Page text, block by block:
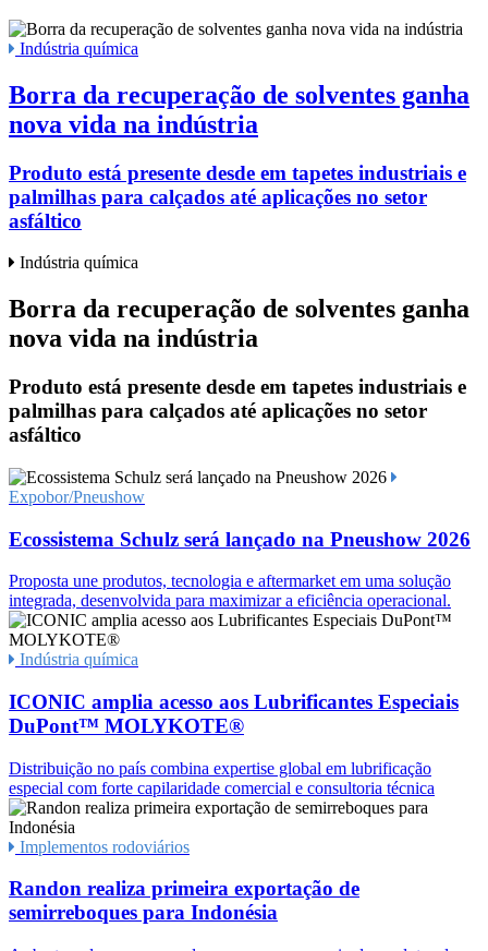
Indústria química
Borra da recuperação de solventes ganha
nova vida na indústria
Produto está presente desde em tapetes industriais e
palmilhas para calçados até aplicações no setor
asfáltico
Indústria química
Borra da recuperação de solventes ganha
nova vida na indústria
Produto está presente desde em tapetes industriais e
palmilhas para calçados até aplicações no setor
asfáltico
Expobor/Pneushow
Ecossistema Schulz será lançado na Pneushow 2026
Proposta une produtos, tecnologia e aftermarket em uma solução
integrada, desenvolvida para maximizar a eficiência operacional.
Indústria química
ICONIC amplia acesso aos Lubrificantes Especiais
DuPont™ MOLYKOTE®
Distribuição no país combina expertise global em lubrificação
especial com forte capilaridade comercial e consultoria técnica
Implementos rodoviários
Randon realiza primeira exportação de
semirreboques para Indonésia